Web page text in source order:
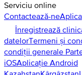
Serviciu online
Contactează-ne
Înregistrează
datelorTermeni și
condiții generale
iOSAplicație Android